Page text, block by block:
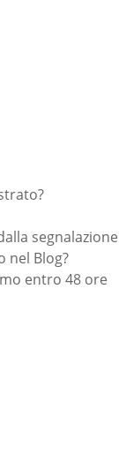
segnalazione
nel Blog?
entro 48 ore